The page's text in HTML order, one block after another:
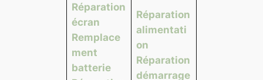
Réparation
écran
Remplace
ment
batterie
Réparation
alimentati
on
Réparation
démarrage